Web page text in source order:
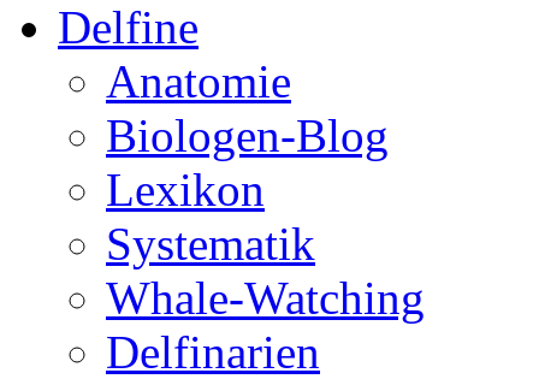
Delfine
Anatomie
Biologen-Blog
Lexikon
Systematik
Whale-Watching
Delfinarien